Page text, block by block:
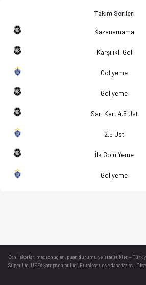
Takım Serileri
Kazanamama
Karşılıklı Gol
Gol yeme
Gol yeme
Sarı Kart 4.5 Üst
2.5 Üst
İlk Golü Yeme
Gol yeme
Canlı skorlar , maç sonuçları, puan durumu ve istatistikler —
Süper Lig, UEFA Şampiyonlar Ligi, Euroleague ve daha fazlası.